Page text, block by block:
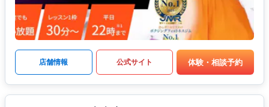
店舗情報 公式サイト 体験・相談予約